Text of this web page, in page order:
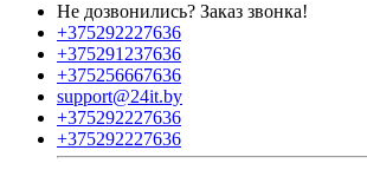
Не дозвонились? Заказ звонка!
+375292227636
+375291237636
+375256667636
support@24it.by
+375292227636
+375292227636